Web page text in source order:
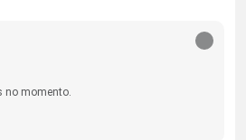
no momento.